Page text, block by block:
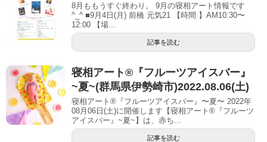
8月ももうすぐ終わり。 9月の寝相アート情報です
^_^ ■9月4日(月) 前橋 元気21 【時間 】AM10:30〜
12:00 【場...
記事を読む
寝相アート®︎『フルーツアイスバー』
~夏~(群馬県伊勢崎市)2022.08.06(土)
寝相アート®『フルーツアイスバー』〜夏〜 2022年
08月06日(土)に開催します【寝相アート®︎『フルーツ
アイスバー』~夏~】は、赤ち...
記事を読む